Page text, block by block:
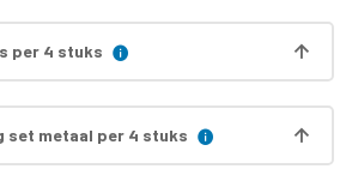
per 4 stuks
set metaal per 4 stuks